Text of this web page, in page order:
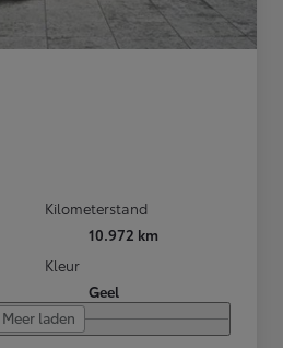
Kilometerstand
10.972 km
Kleur
Geel
Meer laden